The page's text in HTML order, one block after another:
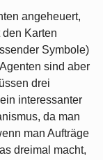
angeheuert,
Karten
Symbole)
sind aber
drei
interessanter
da man
man Aufträge
dreimal macht,